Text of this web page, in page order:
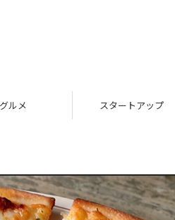
グルメ スタートアップ